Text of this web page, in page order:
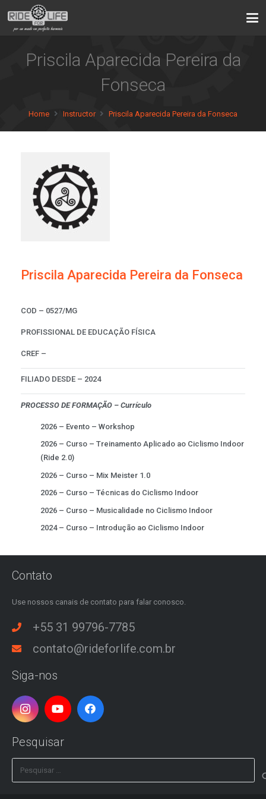
Priscila Aparecida Pereira da
Fonseca
Home Instructor Priscila Aparecida Pereira da Fonseca
Priscila Aparecida Pereira da Fonseca
COD – 0527/MG
PROFISSIONAL DE EDUCAÇÃO FÍSICA
CREF –
FILIADO DESDE – 2024
PROCESSO DE FORMAÇÃO – Currículo
2026 – Evento – Workshop
2026 – Curso – Treinamento Aplicado ao Ciclismo Indoor
(Ride 2.0)
2026 – Curso – Mix Meister 1.0
2026 – Curso – Técnicas do Ciclismo Indoor
2026 – Curso – Musicalidade no Ciclismo Indoor
2024 – Curso – Introdução ao Ciclismo Indoor
Contato
Use nossos canais de contato para falar conosco.
+55 31 99796-7785
contato@rideforlife.com.br
Siga-nos
Pesquisar